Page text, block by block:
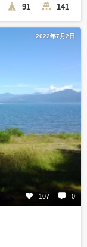
91 141
2022年7月2日
107 0